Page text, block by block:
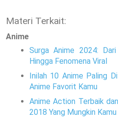
Materi Terkait:
Anime
Surga Anime 2024:
Hingga Fenomena Viral
Inilah 10 Anime Paling
Anime Favorit Kamu
Anime Action Terbaik
2018 Yang Mungkin